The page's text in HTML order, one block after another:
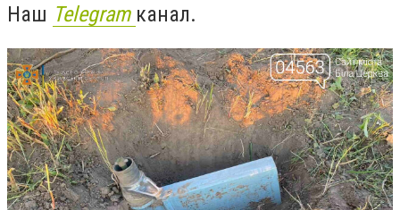
Наш Telegram канал.